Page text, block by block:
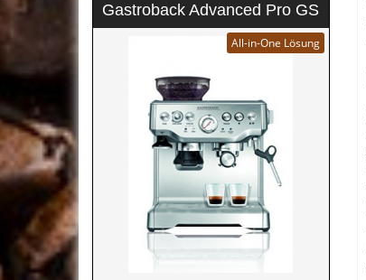
Gastroback Advanced Pro GS
All-in-One Lösung